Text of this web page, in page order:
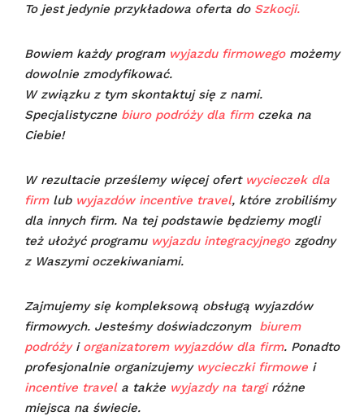
To jest jedynie przykładowa oferta doSzkocji.
Bowiem każdy program wyjazdu firmowegomożemy
dowolnie zmodyfikować.
W związku z tym skontaktuj się z nami.
Specjalistyczne biuro podróży dla firmczeka na
Ciebie!
W rezultacie prześlemy więcej ofert wycieczek dla
firmlub wyjazdów incentive travel, które zrobiliśmy
dla innych firm. Na tej podstawie będziemy mogli
też ułożyć programu wyjazdu integracyjnegozgodny
z Waszymi oczekiwaniami.
Zajmujemy się kompleksową obsługą wyjazdów
firmowych. Jesteśmy doświadczonym biurem
podróżyi organizatorem wyjazdów dla firm. Ponadto
profesjonalnie organizujemy wycieczki firmowe i
incentive travela także wyjazdy na targiróżne
miejsca na świecie.